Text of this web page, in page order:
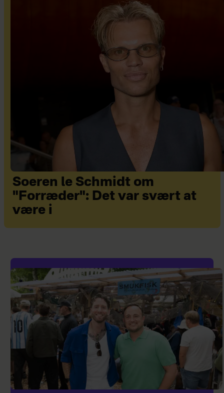
Soeren le Schmidt om
"Forræder": Det var svært at
være i